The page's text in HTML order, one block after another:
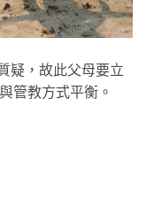
疑，故此父母要立
管教方式平衡。